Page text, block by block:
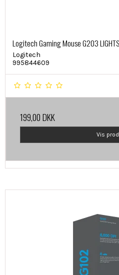
Logitech Gaming Mouse G203
Logitech
995844609
199,00 DKK
Vis